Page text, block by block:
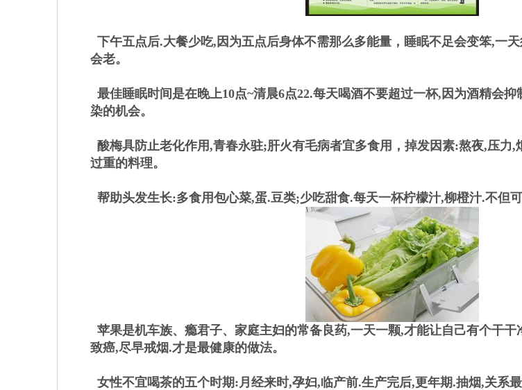
下午五点后.大餐少吃,因为五点后身体不需那么多能量，睡眠不足会变笨,一
会老。
最佳睡眠时间是在晚上10点~清晨6点22.每天喝酒不要超过一杯,因为酒精会
染的机会。
酸梅具防止老化作用,青春永驻;肝火有毛病者宜多食用，掉发因素:熬夜,压力,
过重的料理。
帮助头发生长:多食用包心菜,蛋.豆类;少吃甜食.每天一杯柠檬汁,柳橙汁.不但
苹果是机车族、瘾君子、家庭主妇的常备良药,一天一颗,才能让自己有个干
致癌,尽早戒烟.才是最健康的做法。
女性不宜喝茶的五个时期:月经来时,孕妇,临产前.生产完后,更年期.抽烟,关系